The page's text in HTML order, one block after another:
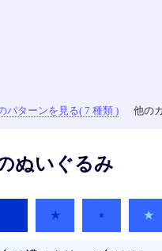
パターンを見る( 7 種類 ) 他の
ぬいぐるみ
★ ★ ★